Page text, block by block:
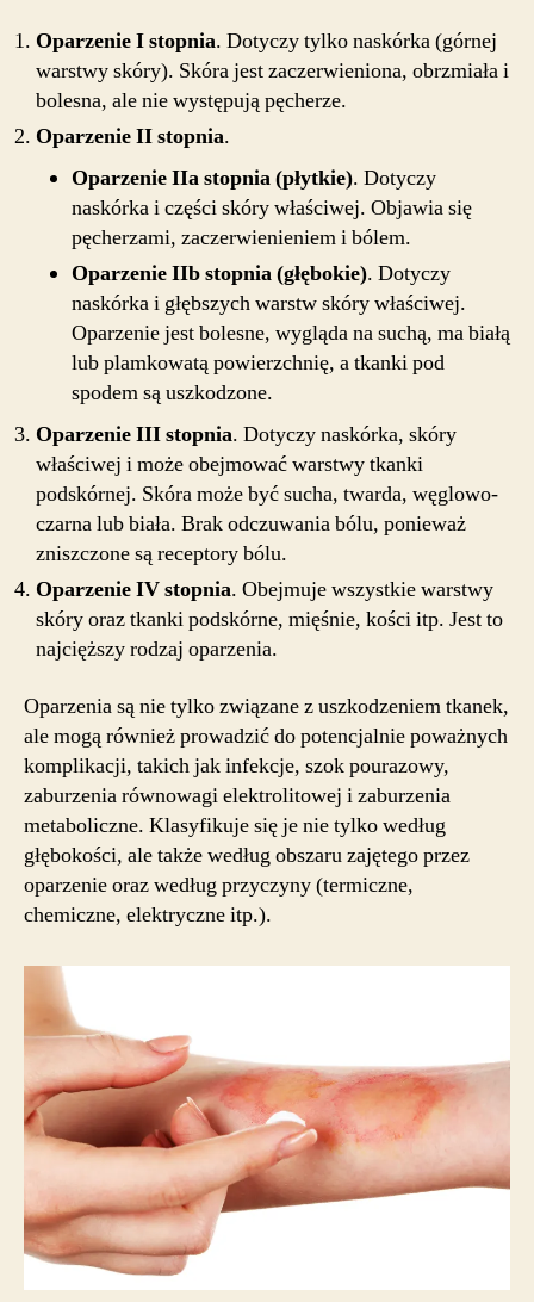
Oparzenie I stopnia. Dotyczy tylko naskórka (górnej
warstwy skóry). Skóra jest zaczerwieniona, obrzmiała i
bolesna, ale nie występują pęcherze.
Oparzenie II stopnia.
Oparzenie IIa stopnia (płytkie). Dotyczy
naskórka i części skóry właściwej. Objawia się
pęcherzami, zaczerwienieniem i bólem.
Oparzenie IIb stopnia (głębokie). Dotyczy
naskórka i głębszych warstw skóry właściwej.
Oparzenie jest bolesne, wygląda na suchą, ma białą
lub plamkowatą powierzchnię, a tkanki pod
spodem są uszkodzone.
Oparzenie III stopnia. Dotyczy naskórka, skóry
właściwej i może obejmować warstwy tkanki
podskórnej. Skóra może być sucha, twarda, węglowo-
czarna lub biała. Brak odczuwania bólu, ponieważ
zniszczone są receptory bólu.
Oparzenie IV stopnia. Obejmuje wszystkie warstwy
skóry oraz tkanki podskórne, mięśnie, kości itp. Jest to
najcięższy rodzaj oparzenia.
Oparzenia są nie tylko związane z uszkodzeniem tkanek,
ale mogą również prowadzić do potencjalnie poważnych
komplikacji, takich jak infekcje, szok pourazowy,
zaburzenia równowagi elektrolitowej i zaburzenia
metaboliczne. Klasyfikuje się je nie tylko według
głębokości, ale także według obszaru zajętego przez
oparzenie oraz według przyczyny (termiczne,
chemiczne, elektryczne itp.).